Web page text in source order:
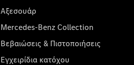
Αξεσουάρ
Mercedes-Benz Collection
Βεβαιώσεις & Πιστοποιήσεις
Εγχειρίδια κατόχου